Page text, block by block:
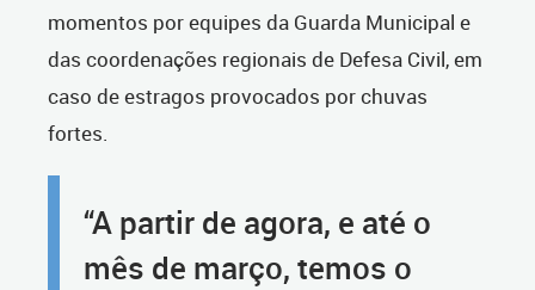
momentos por equipes da Guarda Municipal e
das coordenações regionais de Defesa Civil, em
caso de estragos provocados por chuvas
fortes.
“A partir de agora, e até o
mês de março, temos o